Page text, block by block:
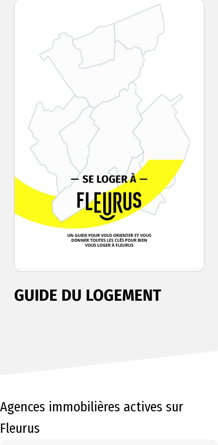
GUIDE DU LOGEMENT
Agences immobilières actives sur
Fleurus